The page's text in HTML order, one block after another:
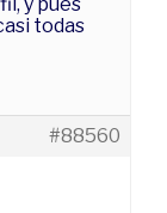
todas
#88560